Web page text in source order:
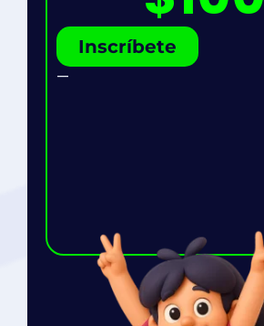
Inscríbete
—